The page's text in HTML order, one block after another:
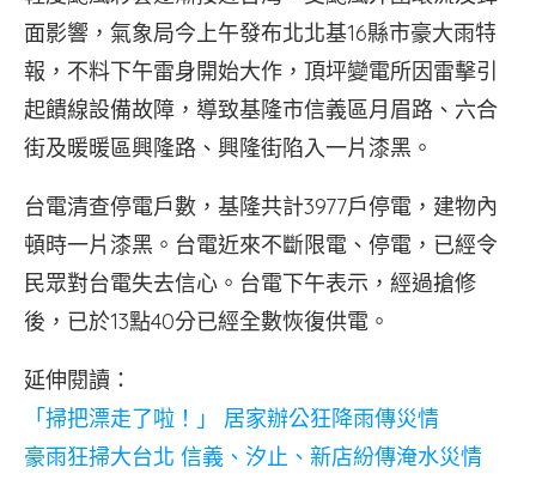
面影響，氣象局今上午發布北北基16縣市豪大雨特
報，不料下午雷身開始大作，頂坪變電所因雷擊引
起饋線設備故障，導致基隆市信義區月眉路、六合
街及暖暖區興隆路、興隆街陷入一片漆黑。
台電清查停電戶數，基隆共計3977戶停電，建物內
頓時一片漆黑。台電近來不斷限電、停電，已經令
民眾對台電失去信心。台電下午表示，經過搶修
後，已於13點40分已經全數恢復供電。
延伸閱讀：
「掃把漂走了啦！」 居家辦公狂降雨傳災情
豪雨狂掃大台北 信義、汐止、新店紛傳淹水災情